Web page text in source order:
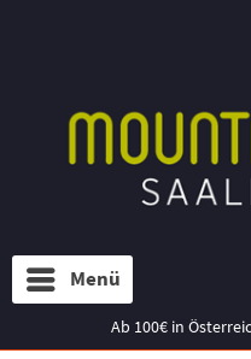
Menü
Ab 100€ in